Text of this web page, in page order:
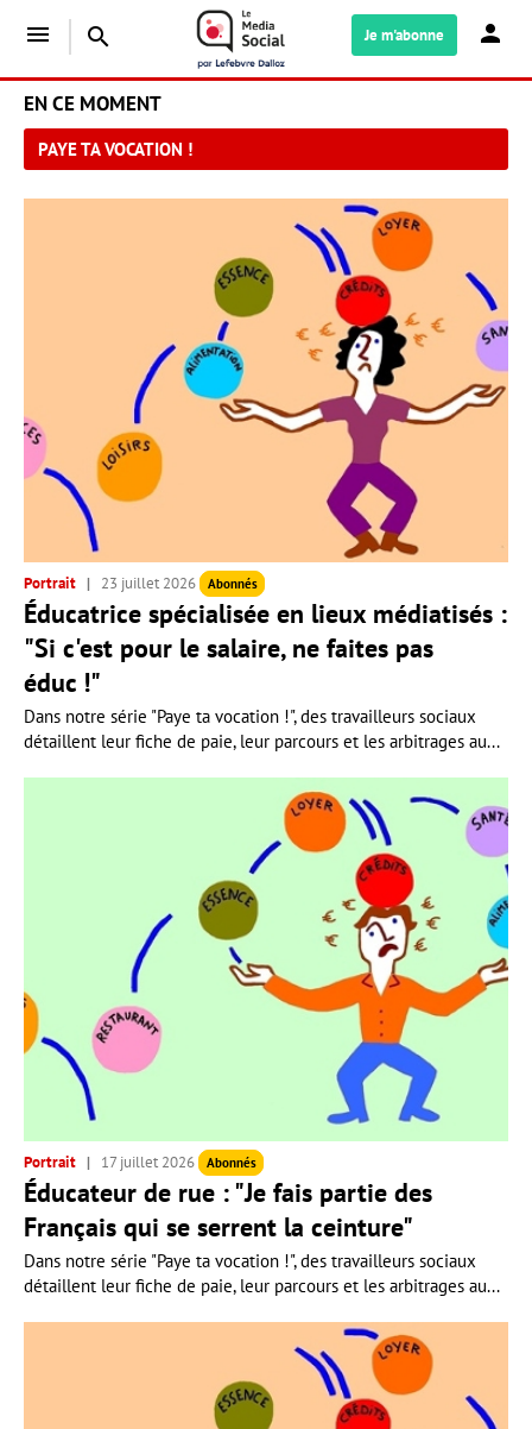
menu search Je m'abonne
EN CE MOMENT
PAYE TA VOCATION !
Portrait 23 juillet 2026 Abonnés
Éducatrice spécialisée en lieux médiatisés :
"Si c'est pour le salaire, ne faites pas
éduc !"
Dans notre série "Paye ta vocation !", des travailleurs sociaux
détaillent leur fiche de paie, leur parcours et les arbitrages au...
Portrait 17 juillet 2026 Abonnés
Éducateur de rue : "Je fais partie des
Français qui se serrent la ceinture"
Dans notre série "Paye ta vocation !", des travailleurs sociaux
détaillent leur fiche de paie, leur parcours et les arbitrages au...